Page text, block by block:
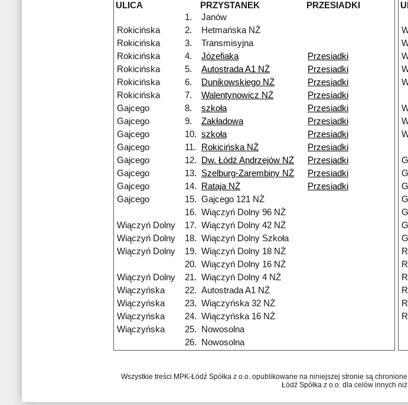
ULICA
PRZYSTANEK
PRZESIADKI
1.
Janów
Rokicińska
2.
Hetmańska NŻ
Rokicińska
3.
Transmisyjna
Rokicińska
4. Józefiaka
Przesiadki
Rokicińska
5. Autostrada A1 NŻ
Przesiadki
Rokicińska
6. Dunikowskiego NŻ
Przesiadki
Rokicińska
7. Walentynowicz NŻ
Przesiadki
Gajcego
8. szkoła
Przesiadki
Gajcego
9. Zakładowa
Przesiadki
Gajcego
10. szkoła
Przesiadki
Gajcego
11. Rokicińska NŻ
Przesiadki
Gajcego
12. Dw. Łódź Andrzejów NŻ
Przesiadki
Gajcego
13. Szelburg-Zarembiny NŻ
Przesiadki
Gajcego
14. Rataja NŻ
Przesiadki
Gajcego
15. Gajcego 121 NŻ
16. Wiączyń Dolny 96 NŻ
Wiączyń Dolny
17. Wiączyń Dolny 42 NŻ
Wiączyń Dolny
18. Wiączyń Dolny Szkoła
Wiączyń Dolny
19. Wiączyń Dolny 18 NŻ
20. Wiączyń Dolny 16 NŻ
Wiączyń Dolny
21. Wiączyń Dolny 4 NŻ
Wiączyńska
22. Autostrada A1 NŻ
Wiączyńska
23. Wiączyńska 32 NŻ
Wiączyńska
24. Wiączyńska 16 NŻ
Wiączyńska
25.
Nowosolna
26.
Nowosolna
Wszystkie treści MPK-Łódź Spółka z o.o. opublikowane na niniejszej stronie są
Łódź Spółka z o.o. dla celów innych